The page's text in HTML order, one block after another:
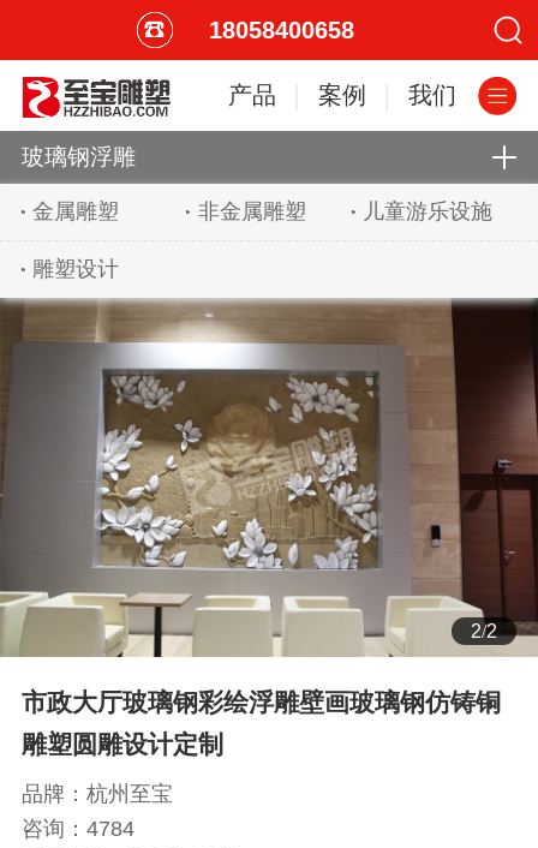
18058400658
产品 案例 我们
玻璃钢浮雕
金属雕塑 非金属雕塑 儿童游乐设施
雕塑设计
1/2
市政大厅玻璃钢彩绘浮雕壁画玻璃钢仿铸铜
雕塑圆雕设计定制
品牌： 杭州至宝
咨询： 4784